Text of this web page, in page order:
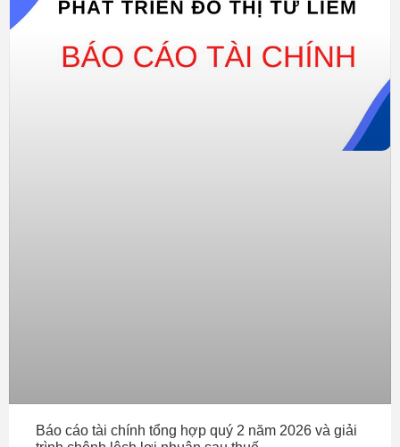
Báo cáo tài chính tổng hợp quý 2 năm 2026 và giải